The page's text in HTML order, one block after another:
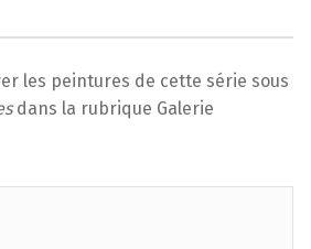
les peintures de cette série sous
dans la rubrique Galerie